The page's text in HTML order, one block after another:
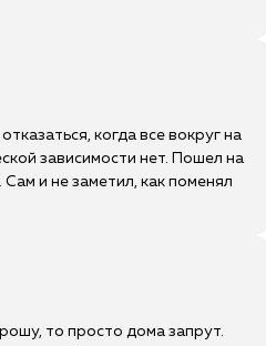
когда все вокруг на
зависимости нет. Пошел на
и не заметил, как поменял
то просто дома запрут.